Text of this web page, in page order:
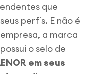
que
perfis. E não é
a marca
o selo de
em seus